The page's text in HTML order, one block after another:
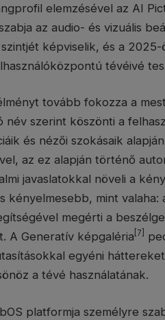
elemzésével az AI
az audio- és vizuális
képviselik, és a 2025-
tévéivé
tovább fokozza a
név szerint köszönti a
és nézői szokásaik
az ez alapján történő
javaslatokkal növeli a
kényelmesebb, mint valaha:
megérti a
A Generatív képgaléria [7]
egyéni
a tévé használatának.
platformja személyre